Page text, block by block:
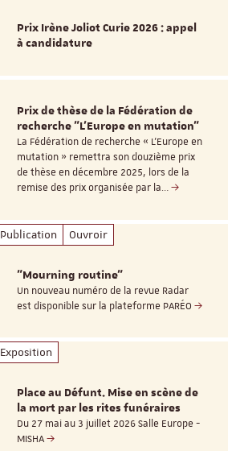
Prix Irène Joliot Curie 2026 : appel
à candidature
Prix de thèse de la Fédération de
recherche "L’Europe en mutation"
La Fédération de recherche « L’Europe en
mutation » remettra son douzième prix
de thèse en décembre 2025, lors de la
remise des prix organisée par la…
Publication Ouvroir
"Mourning routine"
Un nouveau numéro de la revue Radar
est disponible sur la plateforme PARÉO
Exposition
Place au Défunt. Mise en scène de
la mort par les rites funéraires
Du 27 mai au 3 juillet 2026 Salle Europe -
MISHA